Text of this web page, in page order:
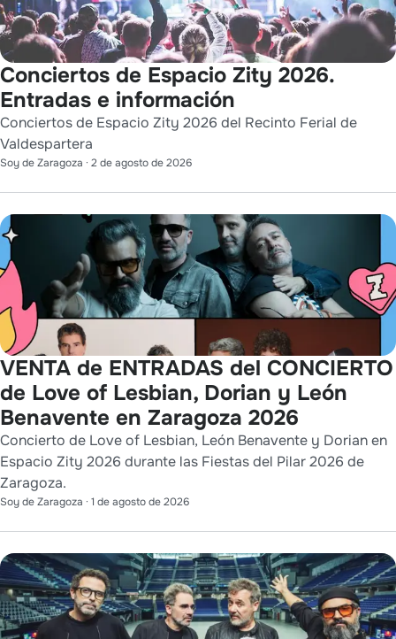
Conciertos de Espacio Zity 2026.
Entradas e información
Conciertos de Espacio Zity 2026 del Recinto Ferial de
Valdespartera
Soy de Zaragoza · 2 de agosto de 2026
VENTA de ENTRADAS del CONCIERTO
de Love of Lesbian, Dorian y León
Benavente en Zaragoza 2026
Concierto de Love of Lesbian, León Benavente y Dorian en
Espacio Zity 2026 durante las Fiestas del Pilar 2026 de
Zaragoza.
Soy de Zaragoza · 1 de agosto de 2026